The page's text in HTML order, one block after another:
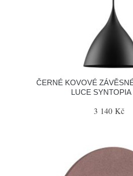
ČERNÉ KOVOVÉ
LUCE SYNTOPIA
3 140 Kč